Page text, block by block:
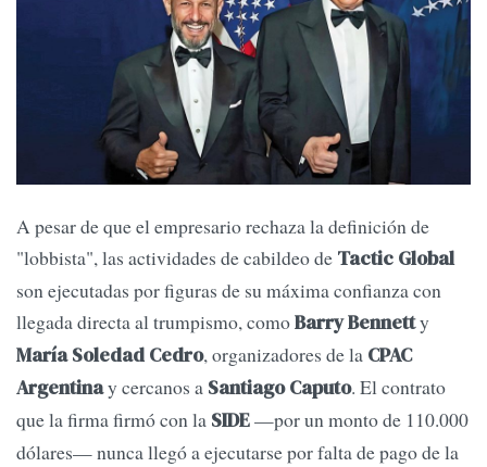
A pesar de que el empresario rechaza la definición de
"lobbista", las actividades de cabildeo de Tactic Global
son ejecutadas por figuras de su máxima confianza con
llegada directa al trumpismo, comoBarry Bennetty
María Soledad Cedro, organizadores de la CPAC
Argentinay cercanos a Santiago Caputo. El contrato
que la firma firmó con la SIDE—por un monto de 110.000
dólares— nunca llegó a ejecutarse por falta de pago de la